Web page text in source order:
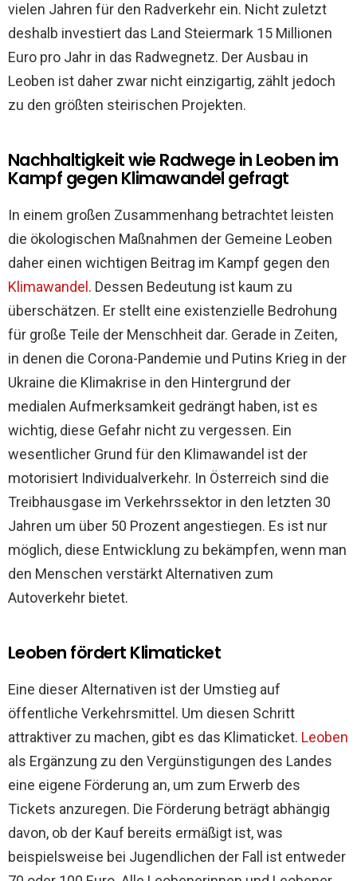
vielen Jahren für den Radverkehr ein. Nicht zuletzt
deshalb investiert das Land Steiermark 15 Millionen
Euro pro Jahr in das Radwegnetz. Der Ausbau in
Leoben ist daher zwar nicht einzigartig, zählt jedoch
zu den größten steirischen Projekten.
Nachhaltigkeit wie Radwege in Leoben im
Kampf gegen Klimawandel gefragt
In einem großen Zusammenhang betrachtet leisten
die ökologischen Maßnahmen der Gemeine Leoben
daher einen wichtigen Beitrag im Kampf gegen den
Klimawandel . Dessen Bedeutung ist kaum zu
überschätzen. Er stellt eine existenzielle Bedrohung
für große Teile der Menschheit dar. Gerade in Zeiten,
in denen die Corona-Pandemie und Putins Krieg in der
Ukraine die Klimakrise in den Hintergrund der
medialen Aufmerksamkeit gedrängt haben, ist es
wichtig, diese Gefahr nicht zu vergessen. Ein
wesentlicher Grund für den Klimawandel ist der
motorisiert Individualverkehr. In Österreich sind die
Treibhausgase im Verkehrssektor in den letzten 30
Jahren um über 50 Prozent angestiegen. Es ist nur
möglich, diese Entwicklung zu bekämpfen, wenn man
den Menschen verstärkt Alternativen zum
Autoverkehr bietet.
Leoben fördert Klimaticket
Eine dieser Alternativen ist der Umstieg auf
öffentliche Verkehrsmittel. Um diesen Schritt
attraktiver zu machen, gibt es das Klimaticket. Leoben
als Ergänzung zu den Vergünstigungen des Landes
eine eigene Förderung an, um zum Erwerb des
Tickets anzuregen. Die Förderung beträgt abhängig
davon, ob der Kauf bereits ermäßigt ist, was
beispielsweise bei Jugendlichen der Fall ist entweder